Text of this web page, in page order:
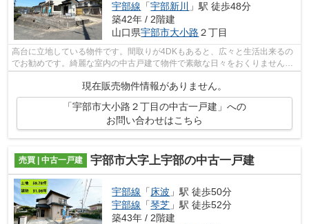
宇部線 「宇部新川
」駅 徒歩48分
築42年 / 2階建
山口県宇部市大小路 ２丁目
高台に立地している物件です。間取りが4DKもあると、広々と生活出来るの
でお勧めです。綺麗な室内の中古戸建て物件で素敵な日々をおくりません
現在販売物件情報がありません。
「宇部市大小路２丁目の中古一戸建」への
お問い合わせはこちら
売買 | 中古一戸建 宇部市大字上宇部の中古一戸建
宇部線 「 床波 」駅 徒歩50分
宇部線 「琴芝 」駅 徒歩52分
築43年 / 2階建